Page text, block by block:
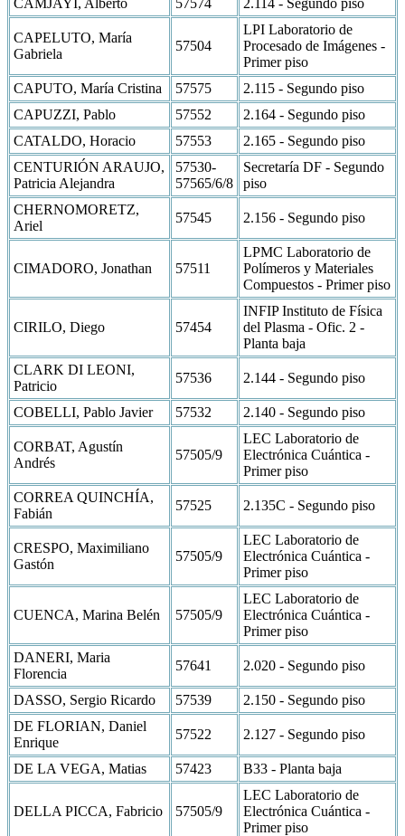
CAPELUTO, María
Gabriela
57504
LPI Laboratorio de
Procesado de Imágenes -
Primer piso
CAPUTO, María Cristina
57575
2.115 - Segundo piso
CAPUZZI, Pablo
57552
2.164 - Segundo piso
CATALDO, Horacio
57553
2.165 - Segundo piso
CENTURIÓN ARAUJO,
Patricia Alejandra
57530-
57565/6/8
Secretaría DF - Segundo
piso
CHERNOMORETZ,
Ariel
57545 2.156 - Segundo piso
CIMADORO, Jonathan 57511
LPMC Laboratorio de
Polímeros y Materiales
Compuestos - Primer piso
CIRILO, Diego 57454
INFIP Instituto de Física
del Plasma - Ofic. 2 -
Planta baja
CLARK DI LEONI,
Patricio
57536 2.144 - Segundo piso
COBELLI, Pablo Javier 57532 2.140 - Segundo piso
CORBAT, Agustín
Andrés
57505/9
LEC Laboratorio de
Electrónica Cuántica -
Primer piso
CORREA QUINCHÍA,
Fabián
57525 2.135C - Segundo piso
CRESPO, Maximiliano
Gastón
57505/9
LEC Laboratorio de
Electrónica Cuántica -
Primer piso
CUENCA, Marina Belén 57505/9
LEC Laboratorio de
Electrónica Cuántica -
Primer piso
DANERI, Maria
Florencia
57641 2.020 - Segundo piso
DASSO, Sergio Ricardo 57539
2.150 - Segundo piso
DE FLORIAN, Daniel
Enrique
57522 2.127 - Segundo piso
DE LA VEGA, Matias 57423 B33 - Planta baja
DELLA PICCA, Fabricio 57505/9
LEC Laboratorio de
Electrónica Cuántica -
Primer piso